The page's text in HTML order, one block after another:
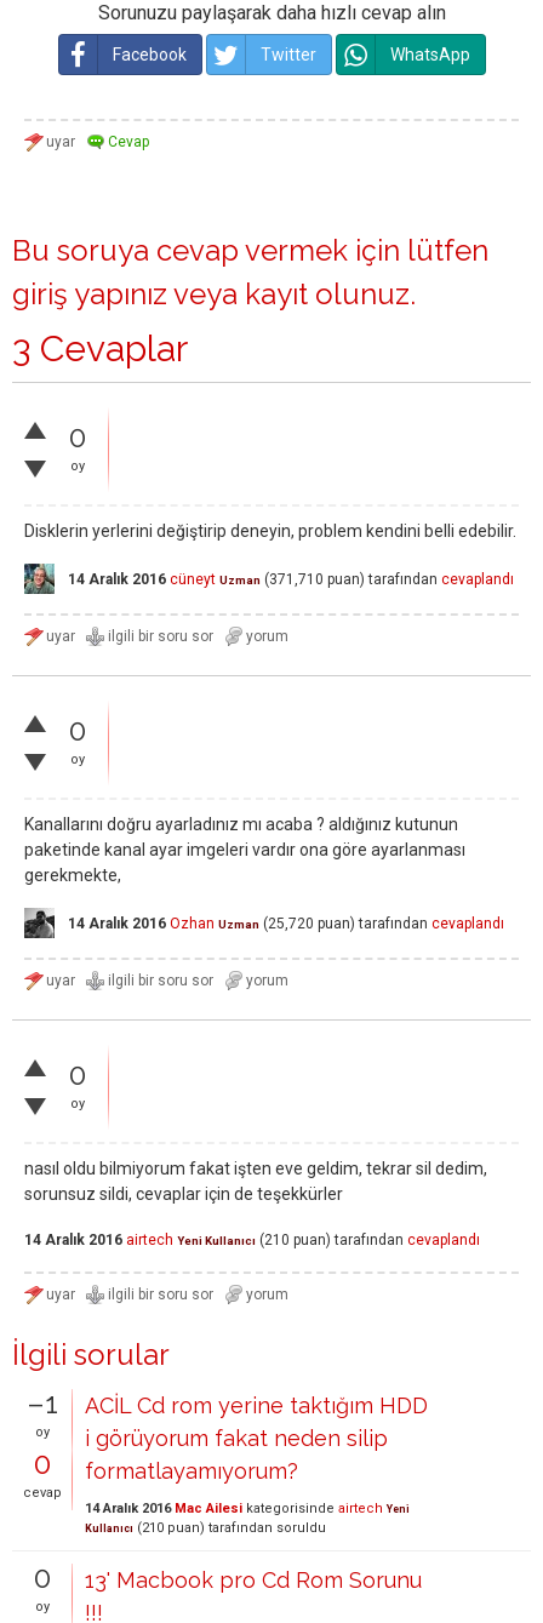
Sorunuzu paylaşarak daha hızlı cevap alın
Facebook Twitter WhatsApp
Bu soruya cevap vermek için lütfen
giriş yapınız veya kayıt olunuz.
3 Cevaplar
0
oy
Disklerin yerlerini değiştirip deneyin, problem kendini belli edebilir.
14 Aralık 2016 cüneyt Uzman (371,710 puan) tarafından cevaplandı
0
oy
Kanallarını doğru ayarladınız mı acaba ? aldığınız kutunun
paketinde kanal ayar imgeleri vardır ona göre ayarlanması
gerekmekte,
14 Aralık 2016 Ozhan Uzman (25,720 puan) tarafından cevaplandı
0
oy
nasıl oldu bilmiyorum fakat işten eve geldim, tekrar sil dedim,
sorunsuz sildi, cevaplar için de teşekkürler
14 Aralık 2016 airtech Yeni Kullanıcı (210 puan) tarafından cevaplandı
İlgili sorular
–1
oy
0
cevap
ACİL Cd rom yerine taktığım HDD
i görüyorum fakat neden silip
formatlayamıyorum?
14 Aralık 2016 Mac Ailesi kategorisinde airtech Yeni
Kullanıcı (210 puan) tarafından soruldu
0
oy
13' Macbook pro Cd Rom Sorunu
!!!